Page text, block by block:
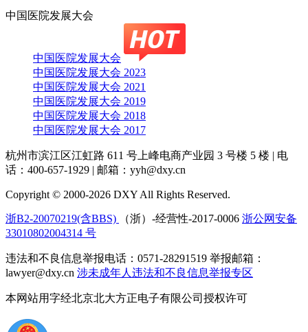
中国医院发展大会
中国医院发展大会
中国医院发展大会 2023
中国医院发展大会 2021
中国医院发展大会 2019
中国医院发展大会 2018
中国医院发展大会 2017
杭州市滨江区江虹路 611 号上峰电商产业园 3 号楼 5 楼 | 电
话：400-657-1929 | 邮箱：yyh@dxy.cn
Copyright © 2000-2026 DXY All Rights Reserved.
浙B2-20070219(含BBS) （浙）-经营性-2017-0006 浙公网安备
33010802004314 号
违法和不良信息举报电话：0571-28291519 举报邮箱：
lawyer@dxy.cn 涉未成年人违法和不良信息举报专区
本网站用字经北京北大方正电子有限公司授权许可